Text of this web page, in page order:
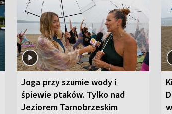
Joga przy szumie wody i
śpiewie ptaków. Tylko nad
Jeziorem Tarnobrzeskim